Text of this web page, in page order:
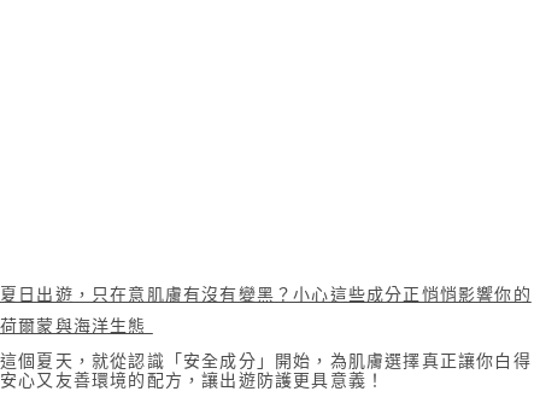
夏日出遊，只在意肌膚有沒有變黑？小心這些成分正悄悄影響你的
荷爾蒙與海洋生態
這個夏天，就從認識「安全成分」開始，為肌膚選擇真正讓你白得
安心又友善環境的配方，讓出遊防護更具意義！